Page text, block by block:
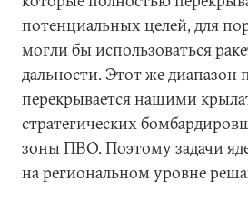
потенциальных целей, для
могли бы использоваться
дальности. Этот же диапазон
перекрывается нашими
стратегических
зоны ПВО. Поэтому задачи
на региональном уровне